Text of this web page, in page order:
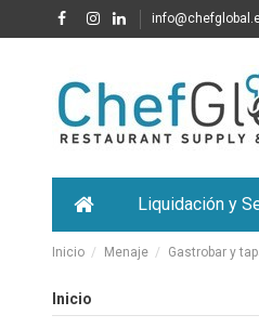
Liquidación y
Inicio Menaje Gastrobar y
Inicio